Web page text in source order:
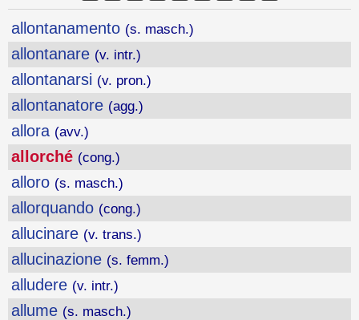
allontanamento (s. masch.)
allontanare (v. intr.)
allontanarsi (v. pron.)
allontanatore (agg.)
allora (avv.)
allorché (cong.)
alloro (s. masch.)
allorquando (cong.)
allucinare (v. trans.)
allucinazione (s. femm.)
alludere (v. intr.)
allume (s. masch.)